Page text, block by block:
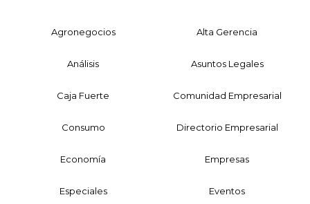
Agronegocios Alta Gerencia
Análisis Asuntos Legales
Caja Fuerte Comunidad Empresarial
Consumo Directorio Empresarial
Economía Empresas
Especiales Eventos